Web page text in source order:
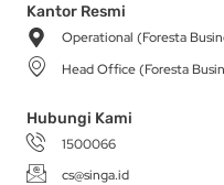
a
g
r
a
m
b
o
-
t
r
Kantor Resmi
Operational (Foresta
Head Office (Foresta
Hubungi Kami
1500066
cs@singa.id